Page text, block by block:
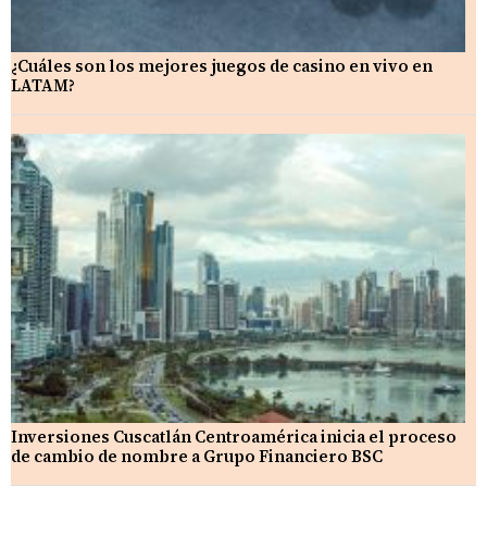
¿Cuáles son los mejores juegos de casino en vivo en
LATAM?
Inversiones Cuscatlán Centroamérica inicia el proceso
de cambio de nombre a Grupo Financiero BSC